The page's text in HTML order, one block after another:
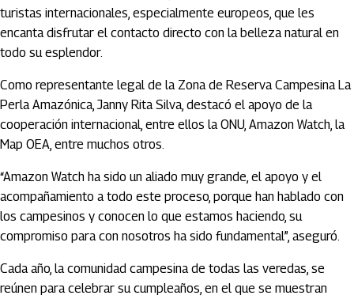
turistas internacionales, especialmente europeos, que les
encanta disfrutar el contacto directo con la belleza natural en
todo su esplendor.
Como representante legal de la Zona de Reserva Campesina La
Perla Amazónica, Janny Rita Silva, destacó el apoyo de la
cooperación internacional, entre ellos la ONU, Amazon Watch, la
Map OEA, entre muchos otros.
“Amazon Watch ha sido un aliado muy grande, el apoyo y el
acompañamiento a todo este proceso, porque han hablado con
los campesinos y conocen lo que estamos haciendo, su
compromiso para con nosotros ha sido fundamental”, aseguró.
Cada año, la comunidad campesina de todas las veredas, se
reúnen para celebrar su cumpleaños, en el que se muestran